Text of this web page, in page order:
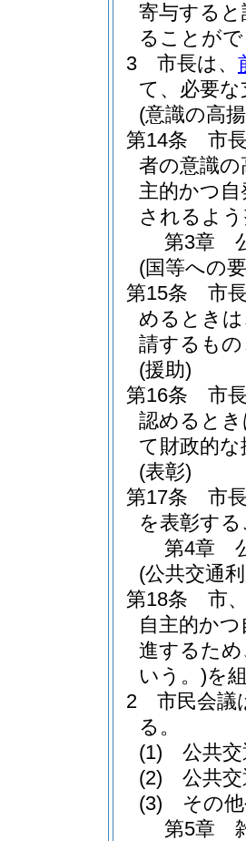
寄与する
ることが
3
市長は、
て、必要
(意識の高
第14条
市
者の意識
主的かつ
されるよ
第3章
(国等への
第15条
市
めるとき
請するも
(援助)
第16条
市
認めると
て財政的
(表彰)
第17条
市
を表彰す
第4章
(公共交通
第18条
市
自主的か
進するため
いう。)を
2
市民会議
る。
(1)
公共
(2)
公共
(3)
その
第5章